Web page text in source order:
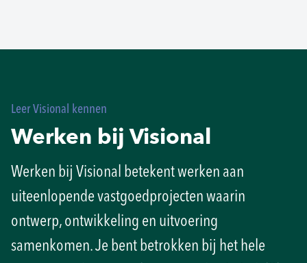
Leer Visional kennen
Werken bij Visional
Werken bij Visional betekent werken aan
uiteenlopende vastgoedprojecten waarin
ontwerp, ontwikkeling en uitvoering
samenkomen. Je bent betrokken bij het hele